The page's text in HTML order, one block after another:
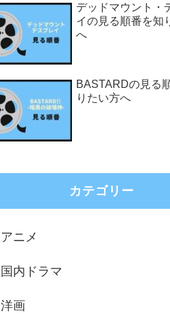
デッドマウント・
イの見る順番を知
へ
BASTARDの見る
りたい方へ
カテゴリー
アニメ
国内ドラマ
洋画